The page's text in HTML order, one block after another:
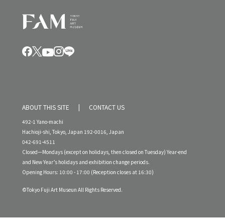
ABOUT THIS SITE CONTACT US
492-1 Yano-machi
Hachioji-shi, Tokyo, Japan 192-0016, Japan
042-691-4511
Closed—Mondays (except on holidays, then closed on Tuesday) Year-end
and New Year’s holidays and exhibition change periods.
Opening Hours: 10:00 - 17:00 (Reception closes at 16:30)
©Tokyo Fuji Art Museun All Rights Reserved.